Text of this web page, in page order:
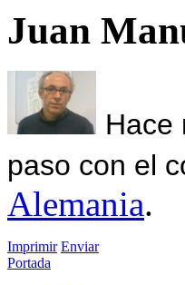
Juan
Hace
paso con el
Alemania.
Imprimir Enviar
Portada